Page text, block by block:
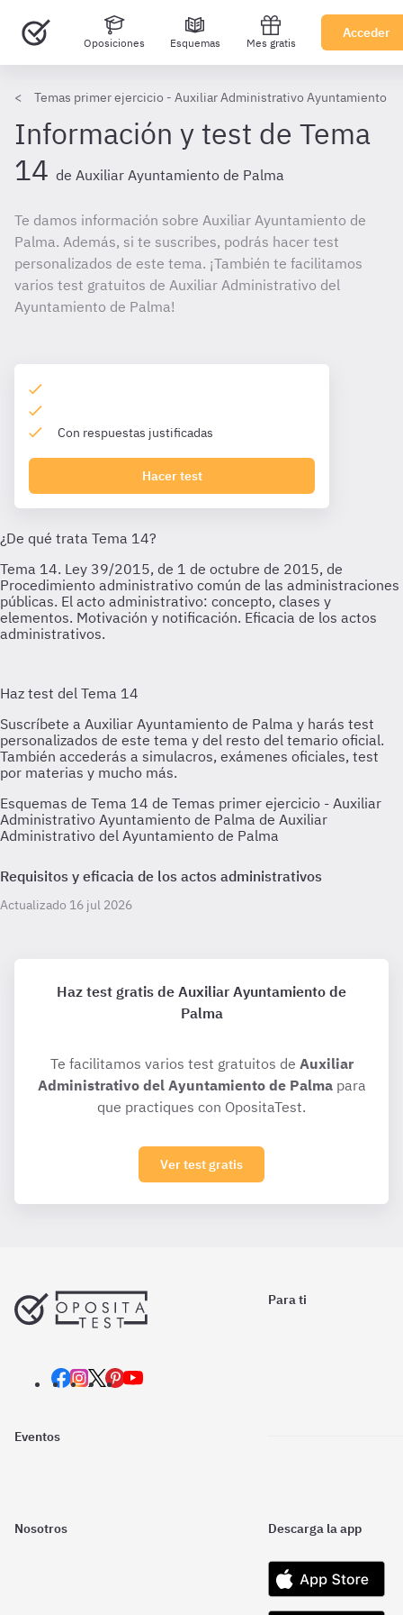
Oposiciones Esquemas Mes gratis
Acceder
Temas primer ejercicio - Auxiliar Administrativo Ayuntamiento
Información y test de Tema
14 de Auxiliar Ayuntamiento de Palma
Te damos información sobre Auxiliar Ayuntamiento de
Palma. Además, si te suscribes, podrás hacer test
personalizados de este tema. ¡También te facilitamos
varios test gratuitos de Auxiliar Administrativo del
Ayuntamiento de Palma!
Con respuestas justificadas
Hacer test
Esquemas de Tema 14 de Temas primer ejercicio - Auxiliar
Administrativo Ayuntamiento de Palma de Auxiliar
Administrativo del Ayuntamiento de Palma
Requisitos y eficacia de los actos administrativos
Actualizado 16 jul 2026
Haz test gratis de Auxiliar Ayuntamiento de
Palma
Te facilitamos varios test gratuitos de Auxiliar
Administrativo del Ayuntamiento de Palmapara
que practiques con OpositaTest.
Ver test gratis
Para ti
Eventos
Nosotros Descarga la app